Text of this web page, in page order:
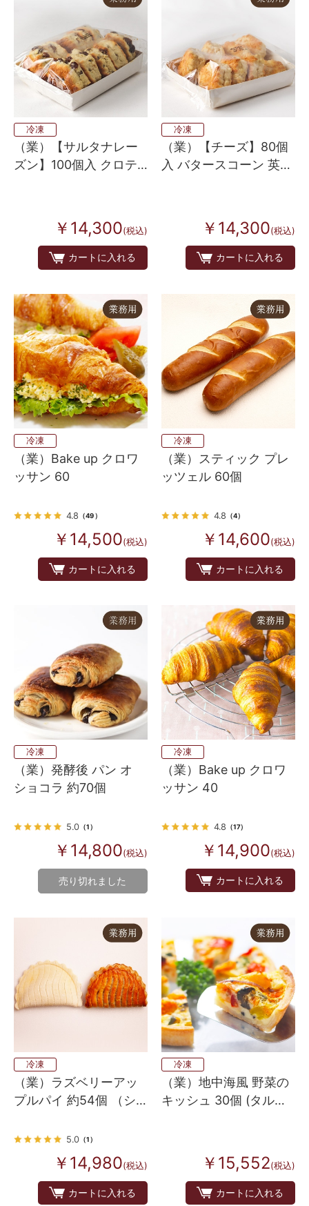
冷凍
（業）【サルタナレー
ズン】100個入 クロテ
味 10個×10￥14,300(税込)
カートに入れる
冷凍
（業）【チーズ】80個
入 バタースコーン 英国
￥14,300(税込)
カートに入れる
冷凍
（業）Bake up クロワ
ッサン 60
4.8 （49）
￥14,500(税込)
カートに入れる
冷凍
（業）スティック プレ
ッツェル 60個
4.8 （4）
￥14,600(税込)
カートに入れる
冷凍
（業）発酵後 パン オ
ショコラ 約70個
5.0（1）
￥14,800(税込)
売り切れました
冷凍
（業）Bake up クロワ
ッサン 40
4.8 （17）
￥14,900(税込)
カートに入れる
冷凍
（業）ラズベリーアッ
プルパイ 約54個 （シ
ンボワーズ）
5.0（1）
￥14,980(税込)
カートに入れる
冷凍
（業）地中海風 野菜の
キッシュ 30個 (タルト
￥15,552(税込)
カートに入れる